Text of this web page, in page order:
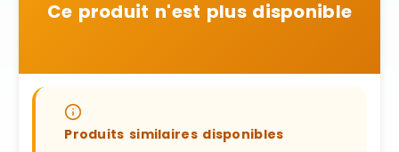
Ce produit n'est plus disponible
Produits similaires disponibles